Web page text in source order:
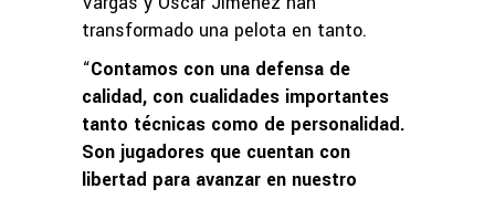
transformado una pelota en tanto.
“Contamos con una defensa de
calidad, con cualidades importantes
tanto técnicas como de personalidad.
Son jugadores que cuentan con
libertad para avanzar en nuestro